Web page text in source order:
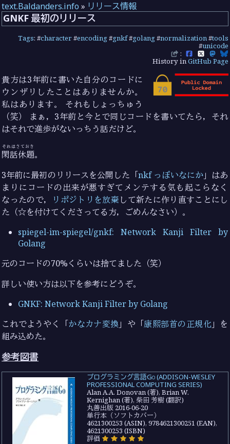
text.Baldanders.info » リリース情報
GNKF 最初のリリース
Tags: #character#encoding#gnkf#golang#normalization#tools
#unicode
History inGitHub Page
貴方は3年前に書いた自分のコードに
ウンザリしたことはありませんか。
私はあります。 それもしょっちゅう
（笑） まぁ，3年前と今とで同じコードを書いてたら，それ
はそれで進歩がないっちう話だけど。
閑話休題
それはさておき
。
3年前に最初のリリースを公開した「nkf っぽいなにか」はあ
まりにコードの出来が悪すぎてメンテする気も起こらなく
なったので，
リポジトリを放棄して新たに作り直すことにし
た（☆を付けてくださってる方，ごめんなさい）。
spiegel-im-spiegel/gnkf: Network Kanji Filter by
Golang
元のコードの70%くらいは捨てました（笑）
詳しい使い方は以下を参考にどうぞ。
GNKF: Network Kanji Filter by Golang
これでようやく「かなカナ変換」や「康熙部首の正規化」を
組み込めた。
参考図書
プログラミング言語Go (ADDISON-WESLEY
PROFESSIONAL COMPUTING SERIES)
Alan A.A. Donovan (著), Brian W.
Kernighan (著), 柴田 芳樹 (翻訳)
丸善出版 2016-06-20
単行本（ソフトカバー）
4621300253 (ASIN), 9784621300251 (EAN),
4621300253 (ISBN)
評価